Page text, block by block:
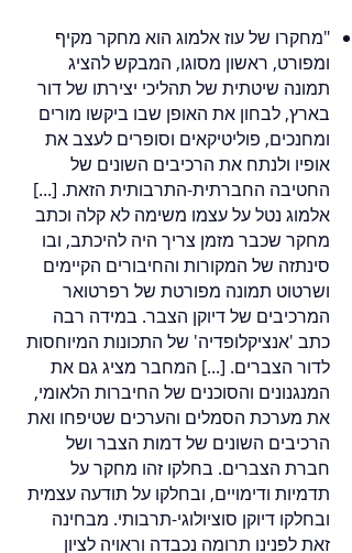
"מחקרו של עוז אלמוג הוא מחקר מקיף
ומפורט, ראשון מסוגו, המבקש להציג
תמונה שיטתית של תהליכי יצירתו של דור
בארץ, לבחון את האופן שבו ביקשו מורים
ומחנכים, פוליטיקאים וסופרים לעצב את
אופיו ולנתח את הרכיבים השונים של
החטיבה החברתית-התרבותית הזאת. [...]
אלמוג נטל על עצמו משימה לא קלה וכתב
מחקר שכבר מזמן צריך היה להיכתב, ובו
סינתזה של המקורות והחיבורים הקיימים
ושרטוט תמונה מפורטת של רפרטואר
המרכיבים של דיוקן הצבר. במידה רבה
כתב 'אנציקלופדיה' של התכונות המיוחסות
לדור הצברים. [...] המחבר מציג גם את
המנגנונים והסוכנים של החיברות הלאומי,
את מערכת הסמלים והערכים שטיפחו ואת
הרכיבים השונים של דמות הצבר ושל
חברת הצברים. בחלקו זהו מחקר על
תדמיות ודימויים, ובחלקו על תודעה עצמית
ובחלקו דיוקן סוציולוגי-תרבותי. מבחינה
זאת לפנינו תרומה נכבדה וראויה לציון